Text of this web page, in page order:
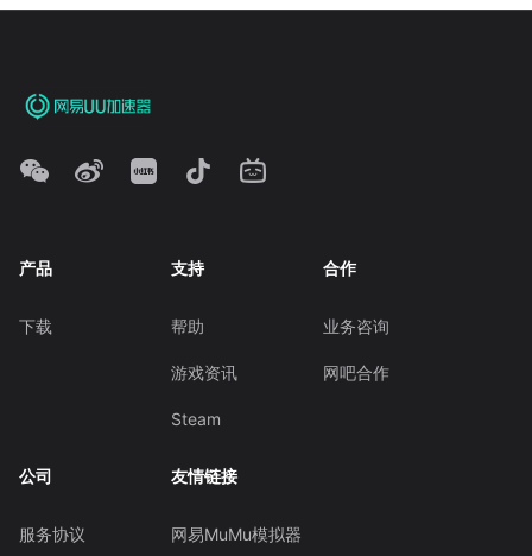
产品
下载
支持
帮助
游戏资讯
Steam
合作
业务咨询
网吧合作
公司
服务协议
友情链接
网易MuMu模拟器